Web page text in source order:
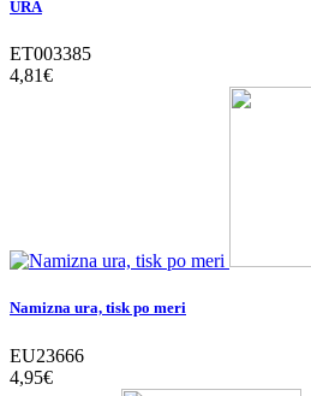
URA
ET003385
4,81‎€
Namizna ura, tisk po meri
EU23666
4,95‎€